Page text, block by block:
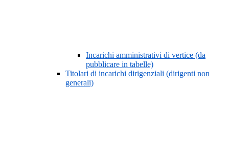
Incarichi amministrativi di vertice (da
pubblicare in tabelle)
Titolari di incarichi dirigenziali (dirigenti non
generali)